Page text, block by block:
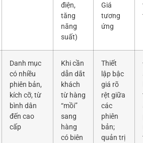
điện,
tăng
năng
suất)
Giá
tương
ứng
Danh mục
có nhiều
phiên bản,
kích cỡ, từ
bình dân
đến cao
cấp
Khi cần
dẫn dắt
khách
từ hàng
“mồi”
sang
hàng
có biên
Thiết
lập bậc
giá rõ
rệt giữa
các
phiên
bản;
quản trị